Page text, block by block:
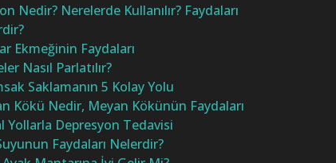
Nedir? Nerelerde Kullanılır? Faydaları
Ekmeğinin Faydaları
Nasıl Parlatılır?
Saklamanın 5 Kolay Yolu
Kökü Nedir, Meyan Kökünün Faydaları
Yollarla Depresyon Tedavisi
Faydaları Nelerdir?